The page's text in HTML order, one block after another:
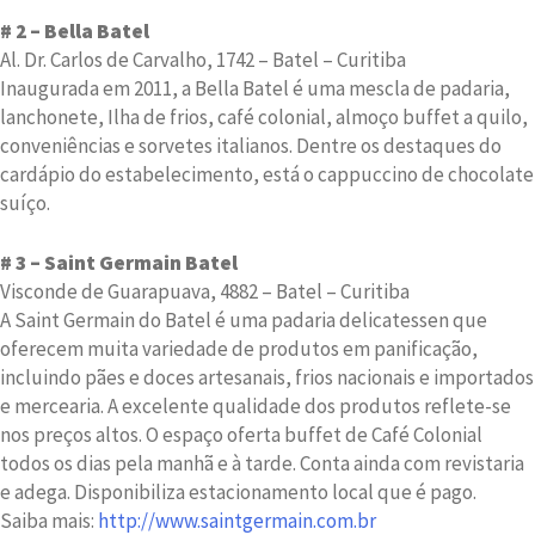
# 2 – Bella Batel
Al. Dr. Carlos de Carvalho, 1742 – Batel – Curitiba
Inaugurada em 2011, a Bella Batel é uma mescla de padaria,
lanchonete, Ilha de frios, café colonial, almoço buffet a quilo,
conveniências e sorvetes italianos. Dentre os destaques do
cardápio do estabelecimento, está o cappuccino de chocolate
suíço.
# 3 – Saint Germain Batel
Visconde de Guarapuava, 4882 – Batel – Curitiba
A Saint Germain do Batel é uma padaria delicatessen que
oferecem muita variedade de produtos em panificação,
incluindo pães e doces artesanais, frios nacionais e importados
e mercearia. A excelente qualidade dos produtos reflete-se
nos preços altos. O espaço oferta buffet de Café Colonial
todos os dias pela manhã e à tarde. Conta ainda com revistaria
e adega. Disponibiliza estacionamento local que é pago.
Saiba mais: http://www.saintgermain.com.br